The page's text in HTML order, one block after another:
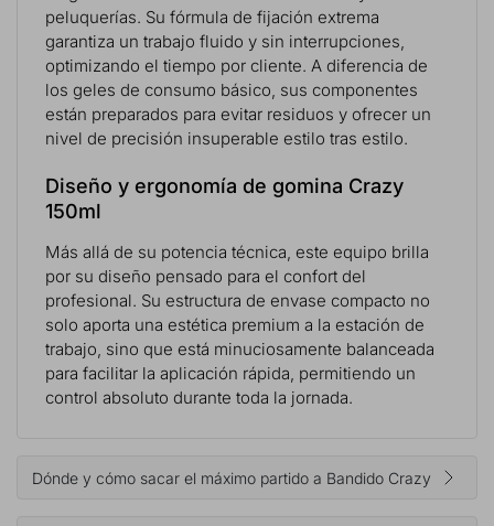
peluquerías. Su fórmula de fijación extrema
garantiza un trabajo fluido y sin interrupciones,
optimizando el tiempo por cliente. A diferencia de
los geles de consumo básico, sus componentes
están preparados para evitar residuos y ofrecer un
nivel de precisión insuperable estilo tras estilo.
Diseño y ergonomía de gomina Crazy
150ml
Más allá de su potencia técnica, este equipo brilla
por su diseño pensado para el confort del
profesional. Su estructura de envase compacto no
solo aporta una estética premium a la estación de
trabajo, sino que está minuciosamente balanceada
para facilitar la aplicación rápida, permitiendo un
control absoluto durante toda la jornada.
Dónde y cómo sacar el máximo partido a Bandido Crazy